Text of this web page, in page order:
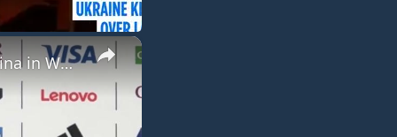
×
US: Swiss manager, captain vow compact display against Argentina in World Cup showdown.